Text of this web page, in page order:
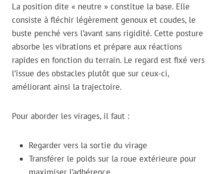
La position dite « neutre » constitue la base. Elle
consiste à fléchir légèrement genoux et coudes, le
buste penché vers l’avant sans rigidité. Cette posture
absorbe les vibrations et prépare aux réactions
rapides en fonction du terrain. Le regard est fixé vers
l’issue des obstacles plutôt que sur ceux-ci,
améliorant ainsi la trajectoire.
Pour aborder les virages, il faut :
Regarder vers la sortie du virage
Transférer le poids sur la roue extérieure pour